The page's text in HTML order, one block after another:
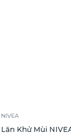
NIVEA
Lăn Khử Mùi